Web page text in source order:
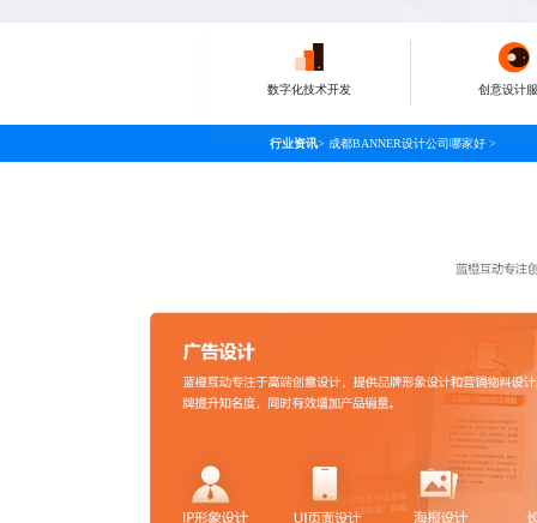
数字化技术开发 创意设计
行业资讯> 成都BANNER设计公司哪家好 >